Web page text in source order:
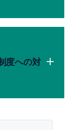
度への対